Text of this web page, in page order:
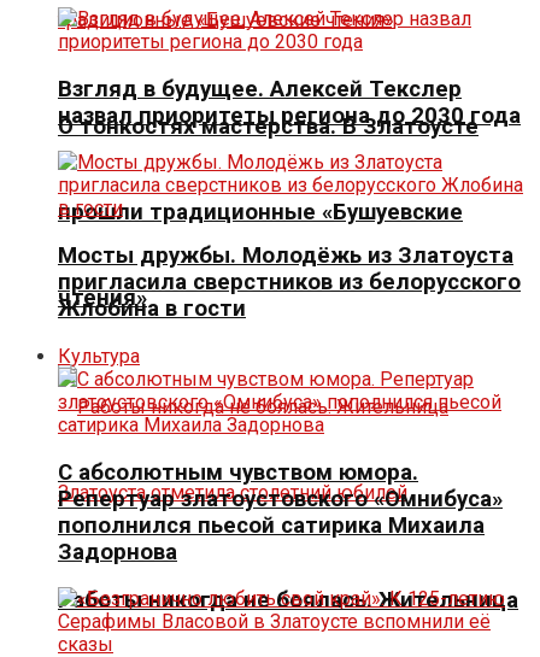
О тонкостях мастерства. В Златоусте
прошли традиционные «Бушуевские
чтения»
Работы никогда не боялась. Жительница
Взгляд в будущее. Алексей Текслер
назвал приоритеты региона до 2030 года
Мосты дружбы. Молодёжь из Златоуста
пригласила сверстников из белорусского
Жлобина в гости
Культура
С абсолютным чувством юмора.
Репертуар златоустовского «Омнибуса»
пополнился пьесой сатирика Михаила
Задорнова